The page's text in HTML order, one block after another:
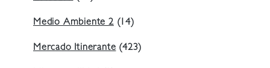
Medio Ambiente 2(14)
Mercado Itinerante(423)